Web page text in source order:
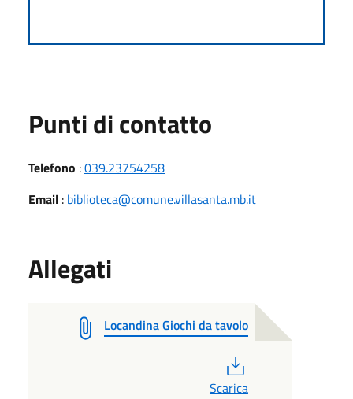
Punti di contatto
Telefono :039.23754258
Email : biblioteca@comune.villasanta.mb.it
Allegati
Locandina Giochi da tavolo
Scarica